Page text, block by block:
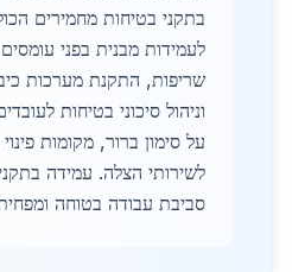
בתקני בטיחות מחמירים
לעמידות מבנית בפני
שריפות, התקנת מערכות
וניהול סיכוני בטיחות
על סימון ברור, מקומות
לשירותי הצלה. עמידה
סביבת עבודה בטוחה